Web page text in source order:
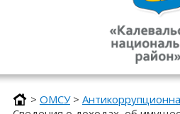
> ОМСУ >